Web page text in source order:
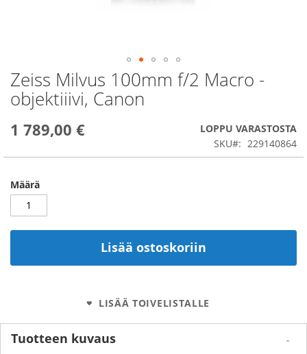
Zeiss Milvus 100mm f/2 Macro -
objektiiivi, Canon
1 789,00 €
LOPPU VARASTOSTA
SKU
229140864
Määrä
Lisää ostoskoriin
LISÄÄ TOIVELISTALLE
Skip
to
the
of
Tuotteen kuvaus